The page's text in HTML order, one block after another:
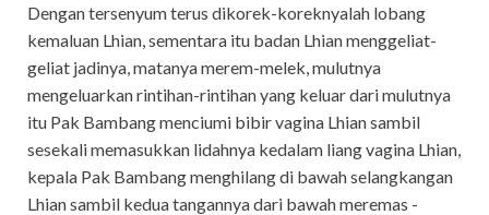
Dengan tersenyum terus dikorek-koreknyalah lobang
kemaluan Lhian, sementara itu badan Lhian menggeliat-
geliat jadinya, matanya merem-melek, mulutnya
mengeluarkan rintihan-rintihan yang keluar dari mulutnya
itu Pak Bambang menciumi bibir vagina Lhian sambil
sesekali memasukkan lidahnya kedalam liang vagina Lhian,
kepala Pak Bambang menghilang di bawah selangkangan
Lhian sambil kedua tangannya dari bawah meremas -